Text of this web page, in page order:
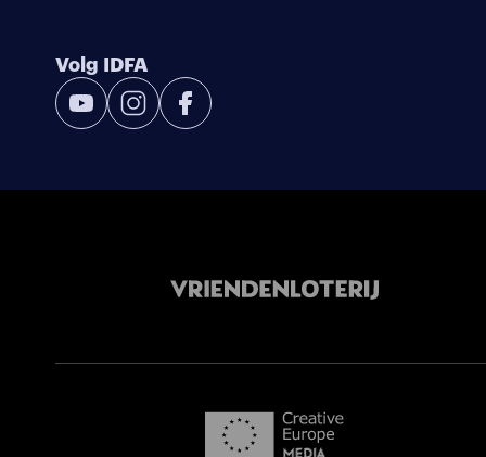
Volg IDFA